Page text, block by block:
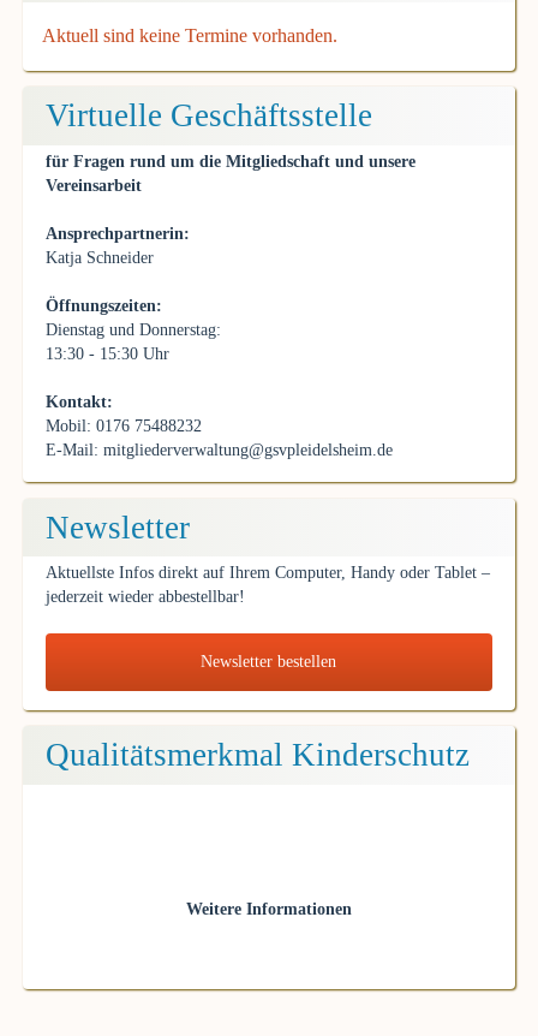
Aktuell sind keine Termine vorhanden.
Virtuelle Geschäftsstelle
für Fragen rund um die Mitgliedschaft und unsere
Vereinsarbeit
Ansprechpartnerin:
Katja Schneider
Öffnungszeiten:
Dienstag und Donnerstag:
13:30 - 15:30 Uhr
Kontakt:
Mobil: 0176 75488232
E-Mail: mitgliederverwaltung@gsvpleidelsheim.de
Newsletter
Aktuellste Infos direkt auf Ihrem Computer, Handy oder Tablet –
jederzeit wieder abbestellbar!
Newsletter bestellen
Qualitätsmerkmal Kinderschutz
Weitere Informationen